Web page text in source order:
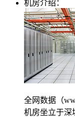
美国数据中心
全美硬防最高
解决方案
电子商务类解
政府媒体类解
机房介绍：
全网数据（
机房坐立于深